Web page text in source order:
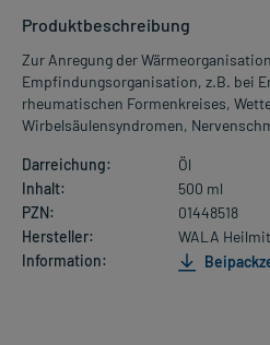
Produktbeschreibung
Zur Anregung der
Empfindungsorganisation, z.B. bei
rheumatischen Formenkreises,
Wirbelsäulensyndromen,
Darreichung:
Öl
Inhalt:
500 ml
PZN:
01448518
Hersteller:
WALA
Information: